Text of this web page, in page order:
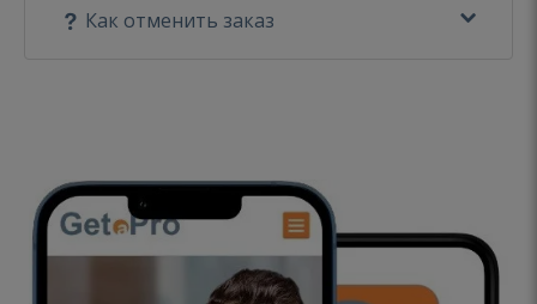
Как отменить заказ